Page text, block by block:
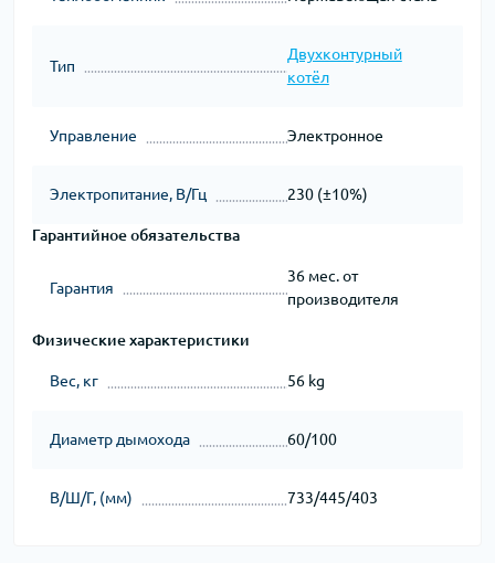
Тип
Двухконтурный
котёл
Управление Электронное
Электропитание, В/Гц 230 (±10%)
Гарантийное обязательства
Гарантия
36 мес. от
производителя
Физические характеристики
Вес, кг 56 kg
Диаметр дымохода 60/100
В/Ш/Г, (мм) 733/445/403